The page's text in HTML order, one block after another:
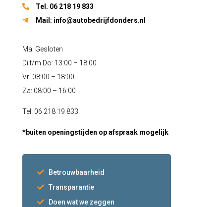
Tel. 06 218 19 833
Mail: info@autobedrijfdonders.nl
Ma: Gesloten
Di t/m Do: 13:00 – 18:00
Vr: 08:00 – 18:00
Za: 08:00 – 16:00
Tel. 06 218 19 833
*buiten openingstijden op afspraak mogelijk
Betrouwbaarheid
Transparantie
Doen wat we zeggen